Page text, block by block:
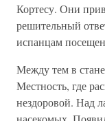
Кортесу. Они
решительный
испанцам
Между тем в стане
Местность, где
нездоровой. Над